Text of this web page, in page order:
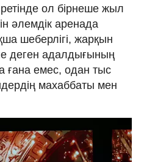
ол бірнеше жыл
әлемдік аренада
шеберлігі, жарқын
деген адалдығының
ғана емес, одан тыс
махаббаты мен